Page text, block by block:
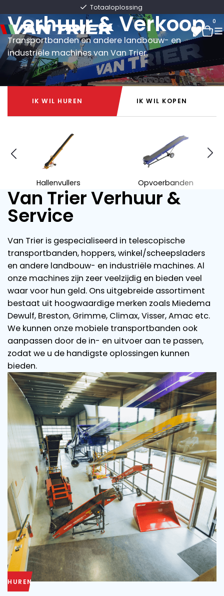
Snelle levering direct uit voorraad
0
0
Verhuur & Verkoop
Transportbanden en andere landbouw- en
industriële machines van Van Trier.
IK WIL HUREN
IK WIL KOPEN
Hallenvullers Opvoerbanden
Van Trier Verhuur &
Service
Van Trier is gespecialiseerd in telescopische
transportbanden, hoppers, winkel/scheepsladers
en andere landbouw- en industriële machines. Al
onze machines zijn zeer veelzijdig en bieden veel
waar voor hun geld. Ons uitgebreide assortiment
bestaat uit hoogwaardige merken zoals Miedema
Dewulf, Breston, Grimme, Climax, Visser, Amac etc.
We kunnen onze mobiele transportbanden ook
aanpassen door de in- en uitvoer aan te passen,
zodat we u de handigste oplossingen kunnen
bieden.
HUREN